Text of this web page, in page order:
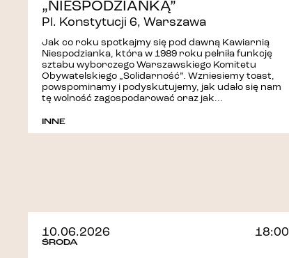
„NIESPODZIANKĄ”
Pl. Konstytucji 6, Warszawa
Jak co roku spotkajmy się pod dawną Kawiarnią
Niespodzianka, która w 1989 roku pełniła funkcję
sztabu wyborczego Warszawskiego Komitetu
Obywatelskiego „Solidarność”. Wzniesiemy toast,
powspominamy i podyskutujemy, jak udało się nam
tę wolność zagospodarować oraz jak...
INNE
10.06.2026
ŚRODA
18:00